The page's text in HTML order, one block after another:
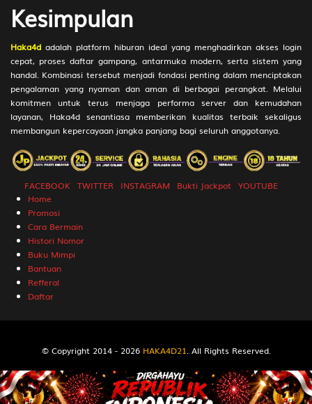
228
Ambil Telur
Ambulans
230
Amplifier 3D
857
231
Anai-anai 3D
039
232
Anak Angsa 3D
736
233
Anak Babi Menyusu 3D
922
234
Anak Kunci 3D
192
235
Anak Sakit 3D
063
236
Anak Sapi Menyusu
237
Anggur
238
Usung Ikan
239
Ular Sawah
240
Ular Daun 3D
381
242
Ular 3D
592
243
Udang Ketam 3D 000
Kesimpulan
Haka4d adalah platform hiburan ideal yang menghadirkan akses login
cepat, proses daftar gampang, antarmuka modern, serta sistem yang
handal. Kombinasi tersebut menjadi fondasi penting dalam menciptakan
pengalaman yang nyaman dan aman di berbagai perangkat. Melalui
komitmen untuk terus menjaga performa server dan kemudahan
layanan, Haka4d senantiasa memberikan kualitas terbaik sekaligus
membangun kepercayaan jangka panjang bagi seluruh anggotanya.
FACEBOOK TWITTER INSTAGRAM Bukti Jackpot
YOUTUBE
Home
Promosi
Cara Bermain
Histori Nomor
Buku Mimpi
Bantuan
Refferal
Daftar
© Copyright 2014 - 2026 HAKA4D21. All Rights Reserved.